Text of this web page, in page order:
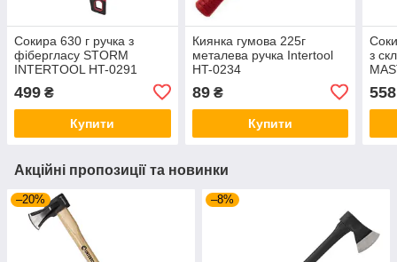
Сокира 630 г ручка з
фібергласу STORM
INTERTOOL HT-0291
499 ₴
Купити
Киянка гумова 225г
металева ручка Intertool
HT-0234
89₴
Купити
з
558
Акційні пропозиції та новинки
–20% –8%